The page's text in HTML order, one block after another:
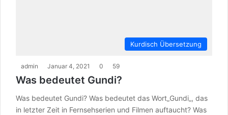
Kurdisch Übersetzung
admin Januar 4, 2021 0 59
Was bedeutet Gundi?
Was bedeutet Gundi? Was bedeutet das Wort„Gundi„, das
in letzter Zeit in Fernsehserien und Filmen auftaucht? Was